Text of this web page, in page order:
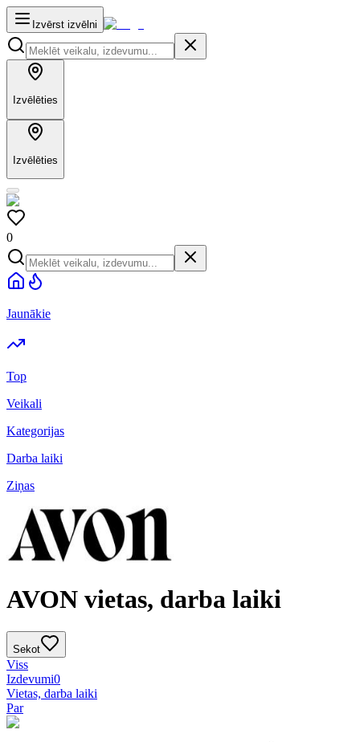
Izvērst izvēlni
Izvēlēties
Izvēlēties
0
Jaunākie
Top
Veikali
Kategorijas
Darba laiki
Ziņas
AVON vietas, darba laiki
Sekot
Viss
Izdevumi0
Vietas, darba laiki
Par